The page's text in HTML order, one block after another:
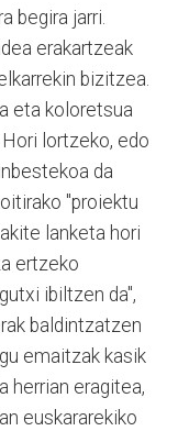
begira jarri.
erakartzeak
bizitzea.
eta koloretsua
Hori lortzeko, edo
da
"proiektu
lanketa hori
ertzeko
ibiltzen da",
baldintzatzen
emaitzak kasik
herrian eragitea,
euskararekiko